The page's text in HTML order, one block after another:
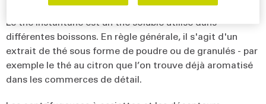
Le thé instantané est un thé soluble utilisé dans
différentes boissons. En règle générale, il s'agit d'un
extrait de thé sous forme de poudre ou de granulés - par
exemple le thé au citron que l’on trouve déjà aromatisé
dans les commerces de détail.